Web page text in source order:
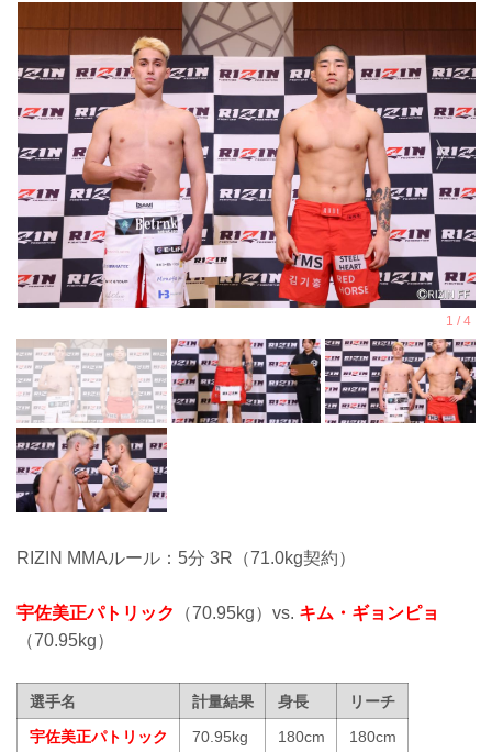
RIZIN MMAルール：5分 3R（71.0kg契約）
宇佐美正パトリック （70.95kg）vs. キム・ギョンピョ
（70.95kg）
選手名 計量結果 身長
リーチ
宇佐美正パトリック
70.95kg 180cm
180cm